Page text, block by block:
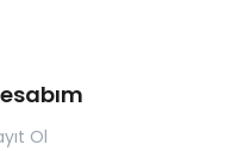
Ol